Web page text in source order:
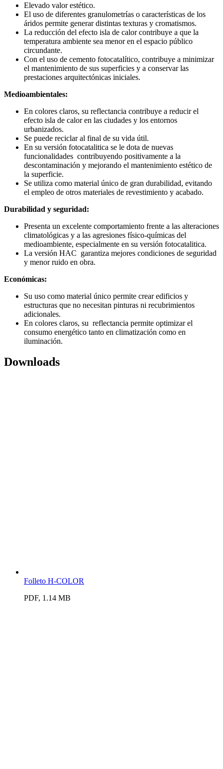
Elevado valor estético.
El uso de diferentes granulometrías o características de los
áridos permite generar distintas texturas y cromatismos.
La reducción del efecto isla de calor contribuye a que la
temperatura ambiente sea menor en el espacio público
circundante.
Con el uso de cemento fotocatalítico, contribuye a minimizar
el mantenimiento de sus superficies y a conservar las
prestaciones arquitectónicas iniciales.
Medioambientales:
En colores claros, su reflectancia contribuye a reducir el
efecto isla de calor en las ciudades y los entornos
urbanizados.
Se puede reciclar al final de su vida útil.
En su versión fotocatalitica se le dota de nuevas
funcionalidades contribuyendo positivamente a la
descontaminación y mejorando el mantenimiento estético de
la superficie.
Se utiliza como material único de gran durabilidad, evitando
el empleo de otros materiales de revestimiento y acabado.
Durabilidad y seguridad:
Presenta un excelente comportamiento frente a las alteraciones
climatológicas y a las agresiones físico-químicas del
medioambiente, especialmente en su versión fotocatalitica.
La versión HAC garantiza mejores condiciones de seguridad
y menor ruido en obra.
Económicas:
Su uso como material único permite crear edificios y
estructuras que no necesitan pinturas ni recubrimientos
adicionales.
En colores claros, su reflectancia permite optimizar el
consumo energético tanto en climatización como en
iluminación.
Downloads
Folleto H-COLOR
PDF, 1.14 MB